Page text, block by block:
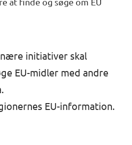
at finde og søge om EU
initiativer skal
EU-midler med andre
EU-information.